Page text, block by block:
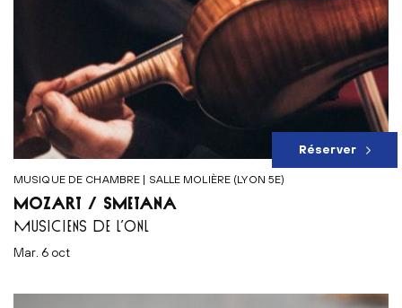
MUSIQUE DE CHAMBRE | SALLE MOLIÈRE (LYON 5E)
MOZART / SMETANA
MUSICIENS DE L’ONL
mar. 6 oct
Réserver